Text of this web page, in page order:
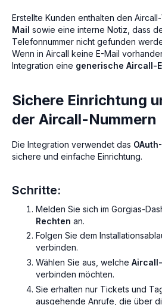
Erstellte Kunden enthalten den Aircall-
Mail sowie eine interne Notiz, dass
Telefonnummer nicht gefunden
Wenn in Aircall keine E-Mail
Integration eine generische Aircall-
Sichere Einrichtung
der Aircall-Nummern
Die Integration verwendet das OAuth
sichere und einfache Einrichtung.
Schritte:
Melden Sie sich im Gorgias-
Rechten an.
Folgen Sie dem
verbinden.
Wählen Sie aus, welche
verbinden möchten.
Sie erhalten nur Tickets und
ausgehende Anrufe, die über